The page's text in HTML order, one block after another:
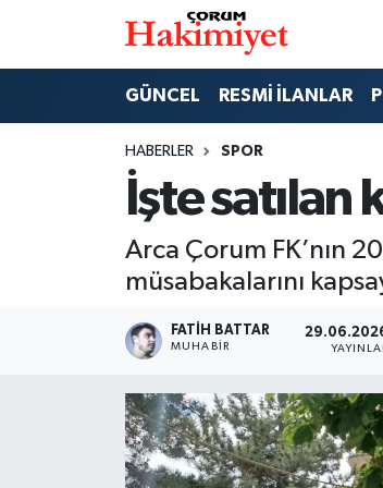
GÜNCEL RESMİ İLANLAR
HABERLER SPOR
İşte satılan
Arca Çorum FK’nın
müsabakalarını
FATIH BATTAR
MUHABIR
GÜNCEL
AKTÜEL
EĞİTİM
Nöbetçi Eczaneler
Çorum Namaz Vakitleri
Trafik Durumu
Tüm Manşetler
Son Dakika Haberleri
Haber Arşivi